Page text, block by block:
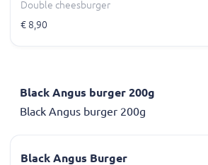
Double cheesburger
€ 8,90
Black Angus burger 200g
Black Angus burger 200g
Black Angus Burger